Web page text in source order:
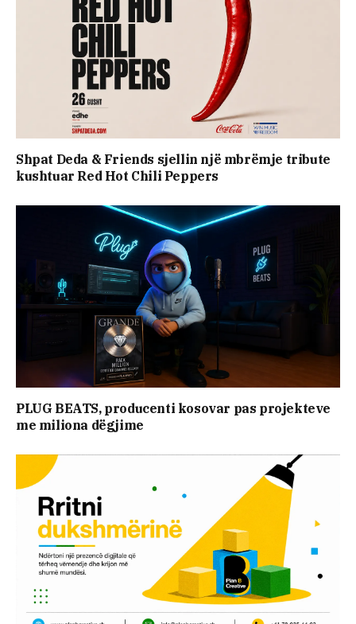
Shpat Deda & Friends sjellin një mbrëmje tribute
kushtuar Red Hot Chili Peppers
PLUG BEATS, producenti kosovar pas projekteve
me miliona dëgjime